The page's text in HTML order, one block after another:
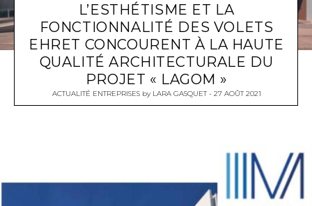
L’ESTHÉTISME ET LA
FONCTIONNALITÉ DES VOLETS
EHRET CONCOURENT À LA HAUTE
QUALITÉ ARCHITECTURALE DU
PROJET « LAGOM »
ACTUALITÉ ENTREPRISESby LARA GASQUET 27 AOÛT 2021